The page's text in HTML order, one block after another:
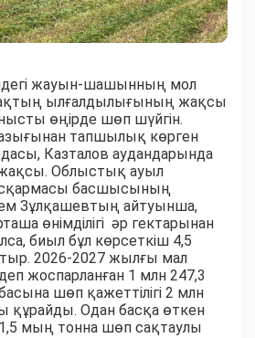
жауын-шашынның мол
ылғалдылығының жақсы
өңірде шөп шүйгін.
тапшылық көрген
Казталов аудандарында
Облыстық ауыл
басшысының
Зұлқашевтың айтуынша,
өнімділігі әр гектарынан
биыл бұл көрсеткіш 4,5
2026-2027 жылғы мал
жоспарланған 1 млн 247,3
шөп қажеттілігі 2 млн
құрайды. Одан басқа өткен
мың тонна шөп сақтаулы